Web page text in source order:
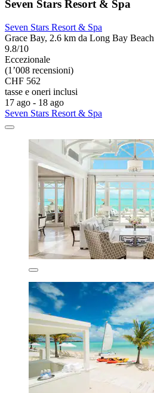
Seven Stars Resort & Spa
Seven Stars Resort & Spa
Grace Bay, 2.6 km da Long Bay Beach
9.8/10
Eccezionale
(1’008 recensioni)
CHF 562
tasse e oneri inclusi
17 ago - 18 ago
Seven Stars Resort & Spa